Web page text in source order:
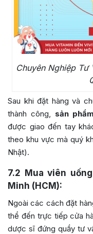
Chuyên Nghiệp Tư
Sau khi đặt hàng và
thành công, sản
được giao đến tay
theo khu vực mà quý
Nhật).
7.2 Mua viên
Minh (HCM):
Ngoài các cách đặt
thể đến trực tiếp cửa
dược sĩ đứng quầy tư